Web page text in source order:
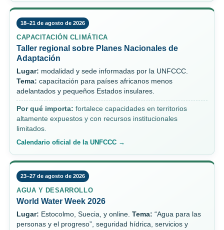
18–21 de agosto de 2026
CAPACITACIÓN CLIMÁTICA
Taller regional sobre Planes Nacionales de
Adaptación
Lugar: modalidad y sede informadas por la UNFCCC.
Tema: capacitación para países africanos menos
adelantados y pequeños Estados insulares.
Por qué importa: fortalece capacidades en territorios
altamente expuestos y con recursos institucionales
limitados.
Calendario oficial de la UNFCCC →
23–27 de agosto de 2026
AGUA Y DESARROLLO
World Water Week 2026
Lugar: Estocolmo, Suecia, y online. Tema: “Agua para las
personas y el progreso”, seguridad hídrica, servicios y